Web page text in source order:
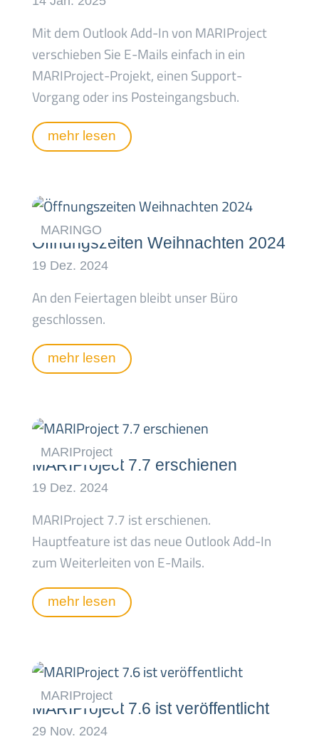
Mit dem Outlook Add-In von MARIProject
verschieben Sie E-Mails einfach in ein
MARIProject-Projekt, einen Support-
Vorgang oder ins Posteingangsbuch.
mehr lesen
Öffnungszeiten Weihnachten 2024
An den Feiertagen bleibt unser Büro
geschlossen.
mehr lesen
MARIProject 7.7 erschienen
MARIProject 7.7 ist erschienen.
Hauptfeature ist das neue Outlook Add-In
zum Weiterleiten von E-Mails.
mehr lesen
MARIProject 7.6 ist veröffentlicht